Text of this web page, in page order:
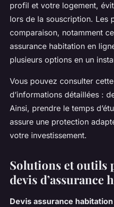
profil et votre logement,
lors de la souscription. Les
comparaison, notamment
assurance habitation en
plusieurs options en un
Vous pouvez consulter
d’informations détaillées :
Ainsi, prendre le temps
assure une protection
votre investissement.
Solutions et outils
devis d’assurance
Devis assurance